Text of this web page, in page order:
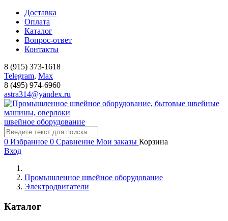
Доставка
Оплата
Каталог
Вопрос-ответ
Контакты
8 (915) 373-1618
Telegram, Мах
8 (495) 974-6960
astra314@yandex.ru
швейное оборудование
0 Избранное 0 Сравнение Мои заказы Корзина
Вход
Промышленное швейное оборудование
Электродвигатели
Каталог